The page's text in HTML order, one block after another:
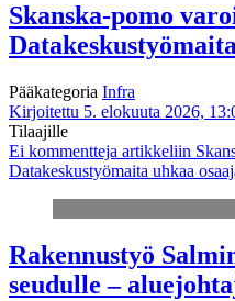
Skanska-pomo
Pääkategoria Infra
Kirjoitettu 5. elokuuta 2026,
Tilaajille
Ei kommentteja artikkeliin
Datakeskustyömaita uhkaa
Rakennustyö
seudulle –